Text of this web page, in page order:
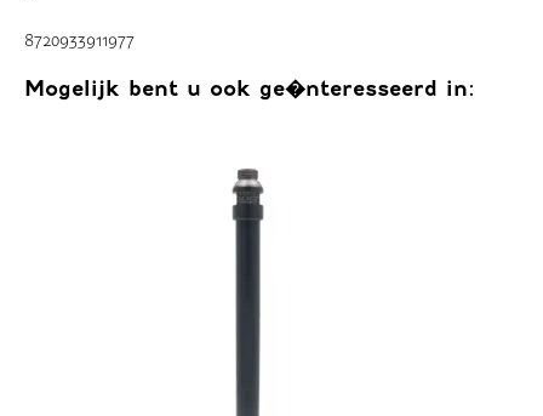
8720933911977
Mogelijk bent u ook ge�nteresseerd in: